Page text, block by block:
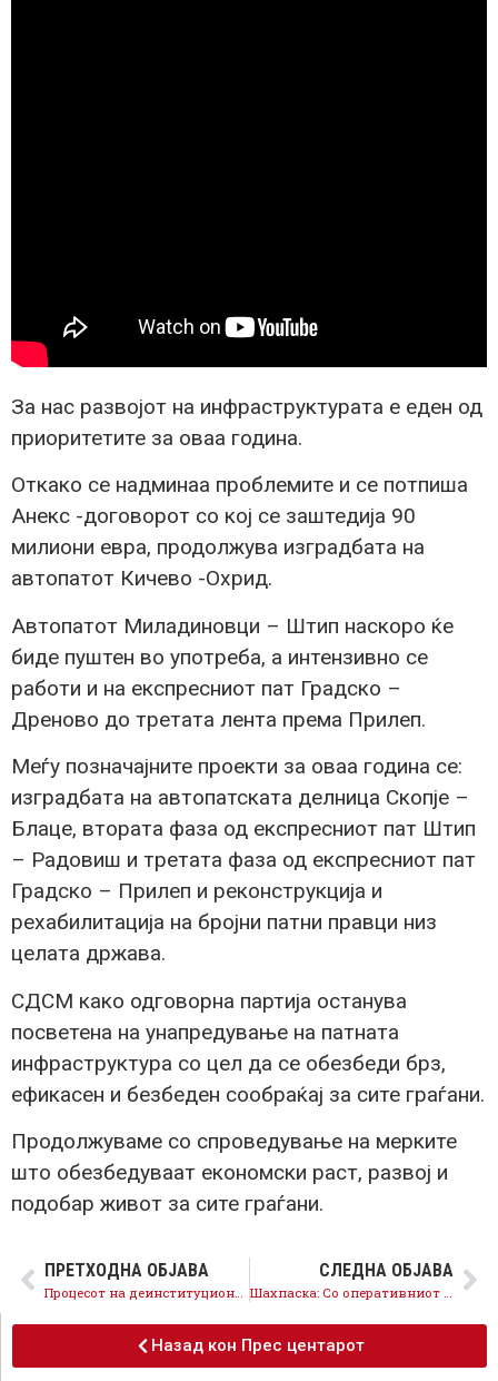
За нас развојот на инфраструктурата е еден од
приоритетите за оваа година.
Откако се надминаа проблемите и се потпиша
Анекс -договорот со кој се заштедија 90
милиони евра, продолжува изградбата на
автопатот Кичево -Охрид.
Автопатот Миладиновци – Штип наскоро ќе
биде пуштен во употреба, а интензивно се
работи и на експресниот пат Градско –
Дреново до третата лента према Прилеп.
Меѓу позначајните проекти за оваа година се:
изградбата на автопатската делница Скопје –
Блаце, втората фаза од експресниот пат Штип
– Радовиш и третата фаза од експресниот пат
Градско – Прилеп и реконструкција и
рехабилитација на бројни патни правци низ
целата држава.
СДСМ како одговорна партија останува
посветена на унапредување на патната
инфраструктура со цел да се обезбеди брз,
ефикасен и безбеден сообраќај за сите граѓани.
Продолжуваме со спроведување на мерките
што обезбедуваат економски раст, развој и
подобар живот за сите граѓани.
ПРЕТХОДНА ОБЈАВА
Процесот на деинституционализација дава резултати, веќе нема деца во Домот за деца без родители 11 Октомври
СЛЕДНА ОБЈАВА
Шахпаска: Со оперативниот план, вработени се над 6.000 граѓани, се грижиме еднакво за сите, невработеноста се намалува
Назад кон Прес центарот